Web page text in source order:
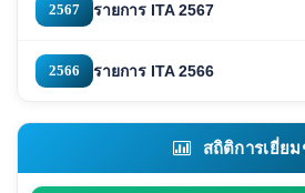
2567 รายการ ITA 2567
2566 รายการ ITA 2566
สถิติการเยี่ย